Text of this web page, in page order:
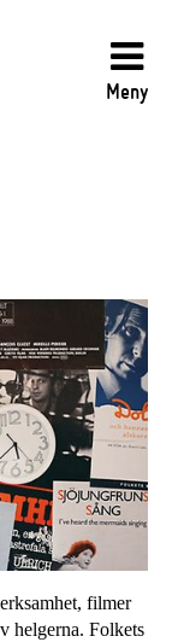
Meny
filmer
helgerna. Folkets